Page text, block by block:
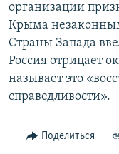
организации
Крыма
Страны Запада
Россия отрицает
называет это
справедливости».
Поделиться